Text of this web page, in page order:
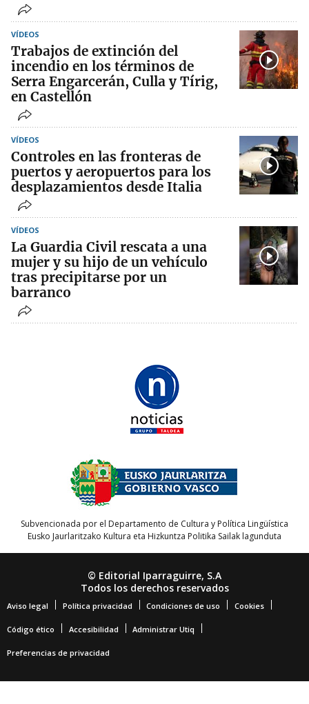
VÍDEOS
Trabajos de extinción del
incendio en los términos de
Serra Engarcerán, Culla y Tírig,
en Castellón
VÍDEOS
Controles en las fronteras de
puertos y aeropuertos para los
desplazamientos desde Italia
VÍDEOS
La Guardia Civil rescata a una
mujer y su hijo de un vehículo
tras precipitarse por un
barranco
Subvencionada por el Departamento de Cultura y Política Lingüística
Eusko Jaurlaritzako Kultura eta Hizkuntza Politika Sailak lagunduta
© Editorial Iparraguirre, S.A
Todos los derechos reservados
Aviso legal Política privacidad Condiciones de uso Cookies
Código ético Accesibilidad Administrar Utiq
Preferencias de privacidad